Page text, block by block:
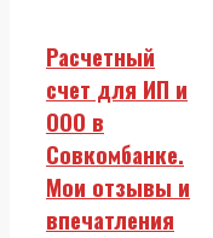
Расчетный
счет для ИП и
ООО в
Совкомбанке.
Мои отзывы и
впечатления